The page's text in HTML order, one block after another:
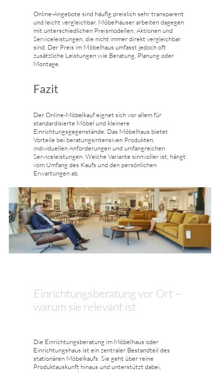
Online-Angebote sind häufig preislich sehr transparent
und leicht vergleichbar. Möbelhäuser arbeiten dagegen
mit unterschiedlichen Preismodellen, Aktionen und
Serviceleistungen, die nicht immer direkt vergleichbar
sind. Der Preis im Möbelhaus umfasst jedoch oft
zusätzliche Leistungen wie Beratung, Planung oder
Montage.
Fazit
Der Online-Möbelkauf eignet sich vor allem für
standardisierte Möbel und kleinere
Einrichtungsgegenstände. Das Möbelhaus bietet
Vorteile bei beratungsintensiven Produkten,
individuellen Anforderungen und umfangreichen
Serviceleistungen. Welche Variante sinnvoller ist, hängt
vom Umfang des Kaufs und den persönlichen
Erwartungen ab.
Einrichtungsberatung vor Ort –
warum sie relevant ist
Die Einrichtungsberatung im Möbelhaus oder
Einrichtungshaus ist ein zentraler Bestandteil des
stationären Möbelkaufs. Sie geht über reine
Produktauskunft hinaus und unterstützt dabei,